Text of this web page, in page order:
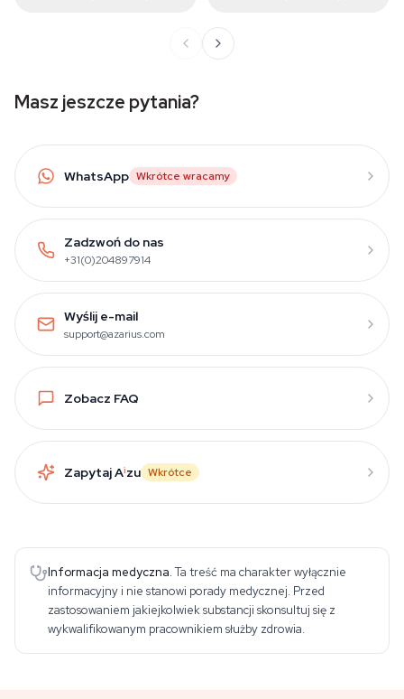
Masz jeszcze pytania?
WhatsApp Wkrótce wracamy
Zadzwoń do nas
+31(0)204897914
Wyślij e-mail
support@azarius.com
Zobacz FAQ
Zapytaj Aizu Wkrótce
Informacja medyczna. Ta treść ma charakter wyłącznie
informacyjny i nie stanowi porady medycznej. Przed
zastosowaniem jakiejkolwiek substancji skonsultuj się z
wykwalifikowanym pracownikiem służby zdrowia.